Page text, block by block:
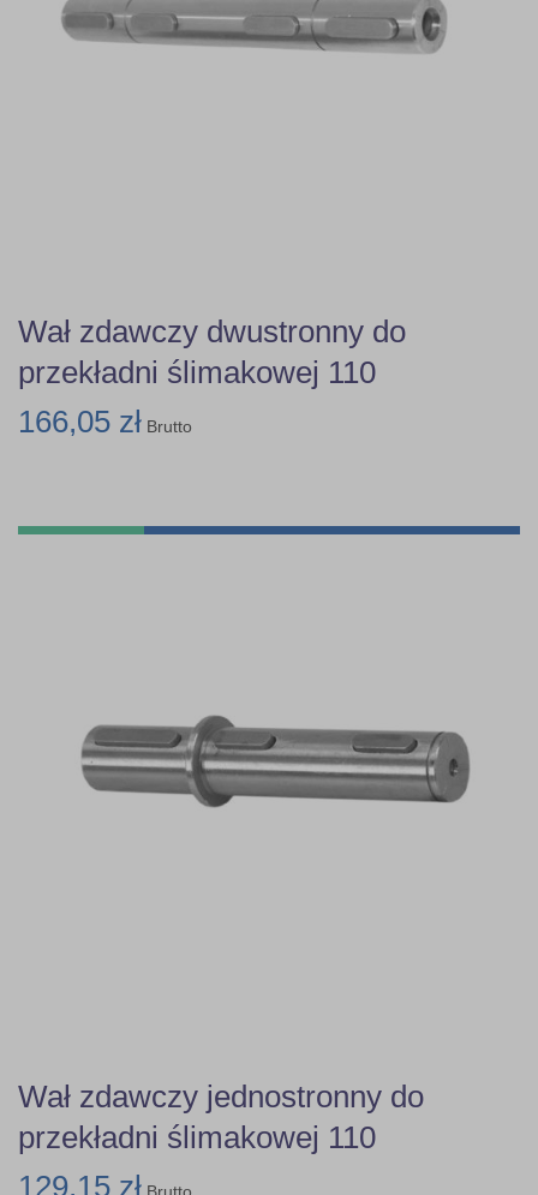
Wał zdawczy dwustronny do
przekładni ślimakowej 110
166,05 zł Brutto
Wał zdawczy jednostronny do
przekładni ślimakowej 110
129,15 zł